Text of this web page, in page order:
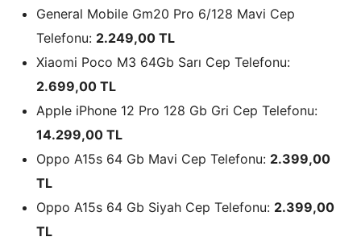
General Mobile Gm20 Pro 6/128 Mavi Cep
Telefonu: 2.249,00 TL
Xiaomi Poco M3 64Gb Sarı Cep Telefonu:
2.699,00 TL
Apple iPhone 12 Pro 128 Gb Gri Cep Telefonu:
14.299,00 TL
Oppo A15s 64 Gb Mavi Cep Telefonu: 2.399,00
TL
Oppo A15s 64 Gb Siyah Cep Telefonu: 2.399,00
TL